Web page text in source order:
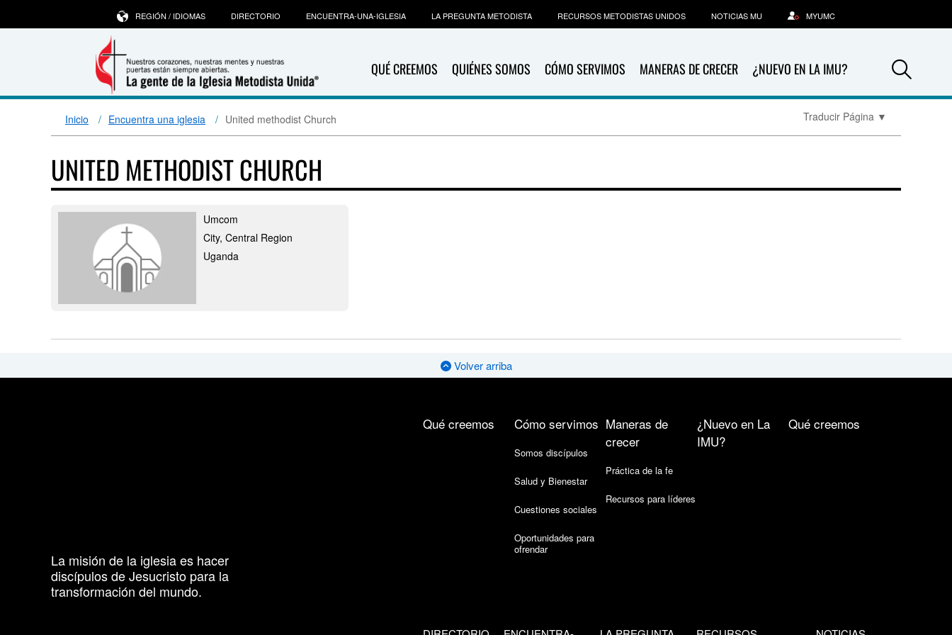
QUÉ CREEMOS QUIÉNES SOMOS CÓMO SERVIMOS MANERAS DE CRECER ¿NUEVO EN LA IMU?
REGIÓN / IDIOMAS DIRECTORIO ENCUENTRA-UNA-IGLESIA LA PREGUNTA METODISTA RECURSOS METODISTAS UNIDOS NOTICIAS MU MYUMC
Inicio Encuentra una iglesia United methodist Church Traducir Página ▼
UNITED METHODIST CHURCH
Umcom
City, Central Region
Uganda
Volver arriba
La misión de la iglesia es hacer
discípulos de Jesucristo para la
transformación del mundo.
Qué creemos Cómo servimos
Somos discípulos
Salud y Bienestar
Cuestiones sociales
Oportunidades para
ofrendar
Maneras de
crecer
Práctica de la fe
Recursos para líderes
¿Nuevo en La
IMU?
Qué creemos